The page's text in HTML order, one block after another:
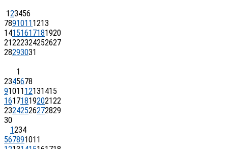
123456
7891011 1213
14151617181920
21222324252627
28293031
1
2345678
91011 12131415
16171819202122
23242526272829
30
1234
567891011